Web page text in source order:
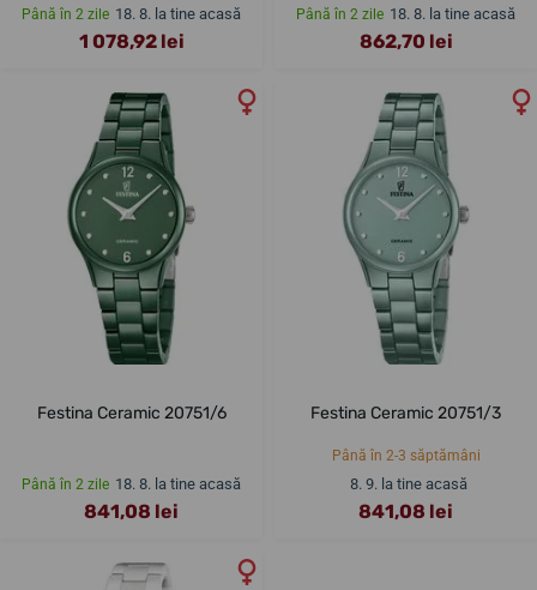
Până în 2 zile 18. 8. la tine acasă
1 078,92 lei
Până în 2 zile 18. 8. la tine acasă
862,70 lei
Festina Ceramic 20751/6
Până în 2 zile 18. 8. la tine acasă
841,08 lei
Festina Ceramic 20751/3
Până în 2-3 săptămâni
8. 9. la tine acasă
841,08 lei